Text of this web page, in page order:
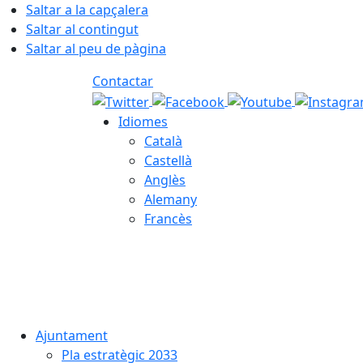
Saltar a la capçalera
Saltar al contingut
Saltar al peu de pàgina
Contactar
Idiomes
Català
Castellà
Anglès
Alemany
Francès
Ajuntament
Pla estratègic 2033